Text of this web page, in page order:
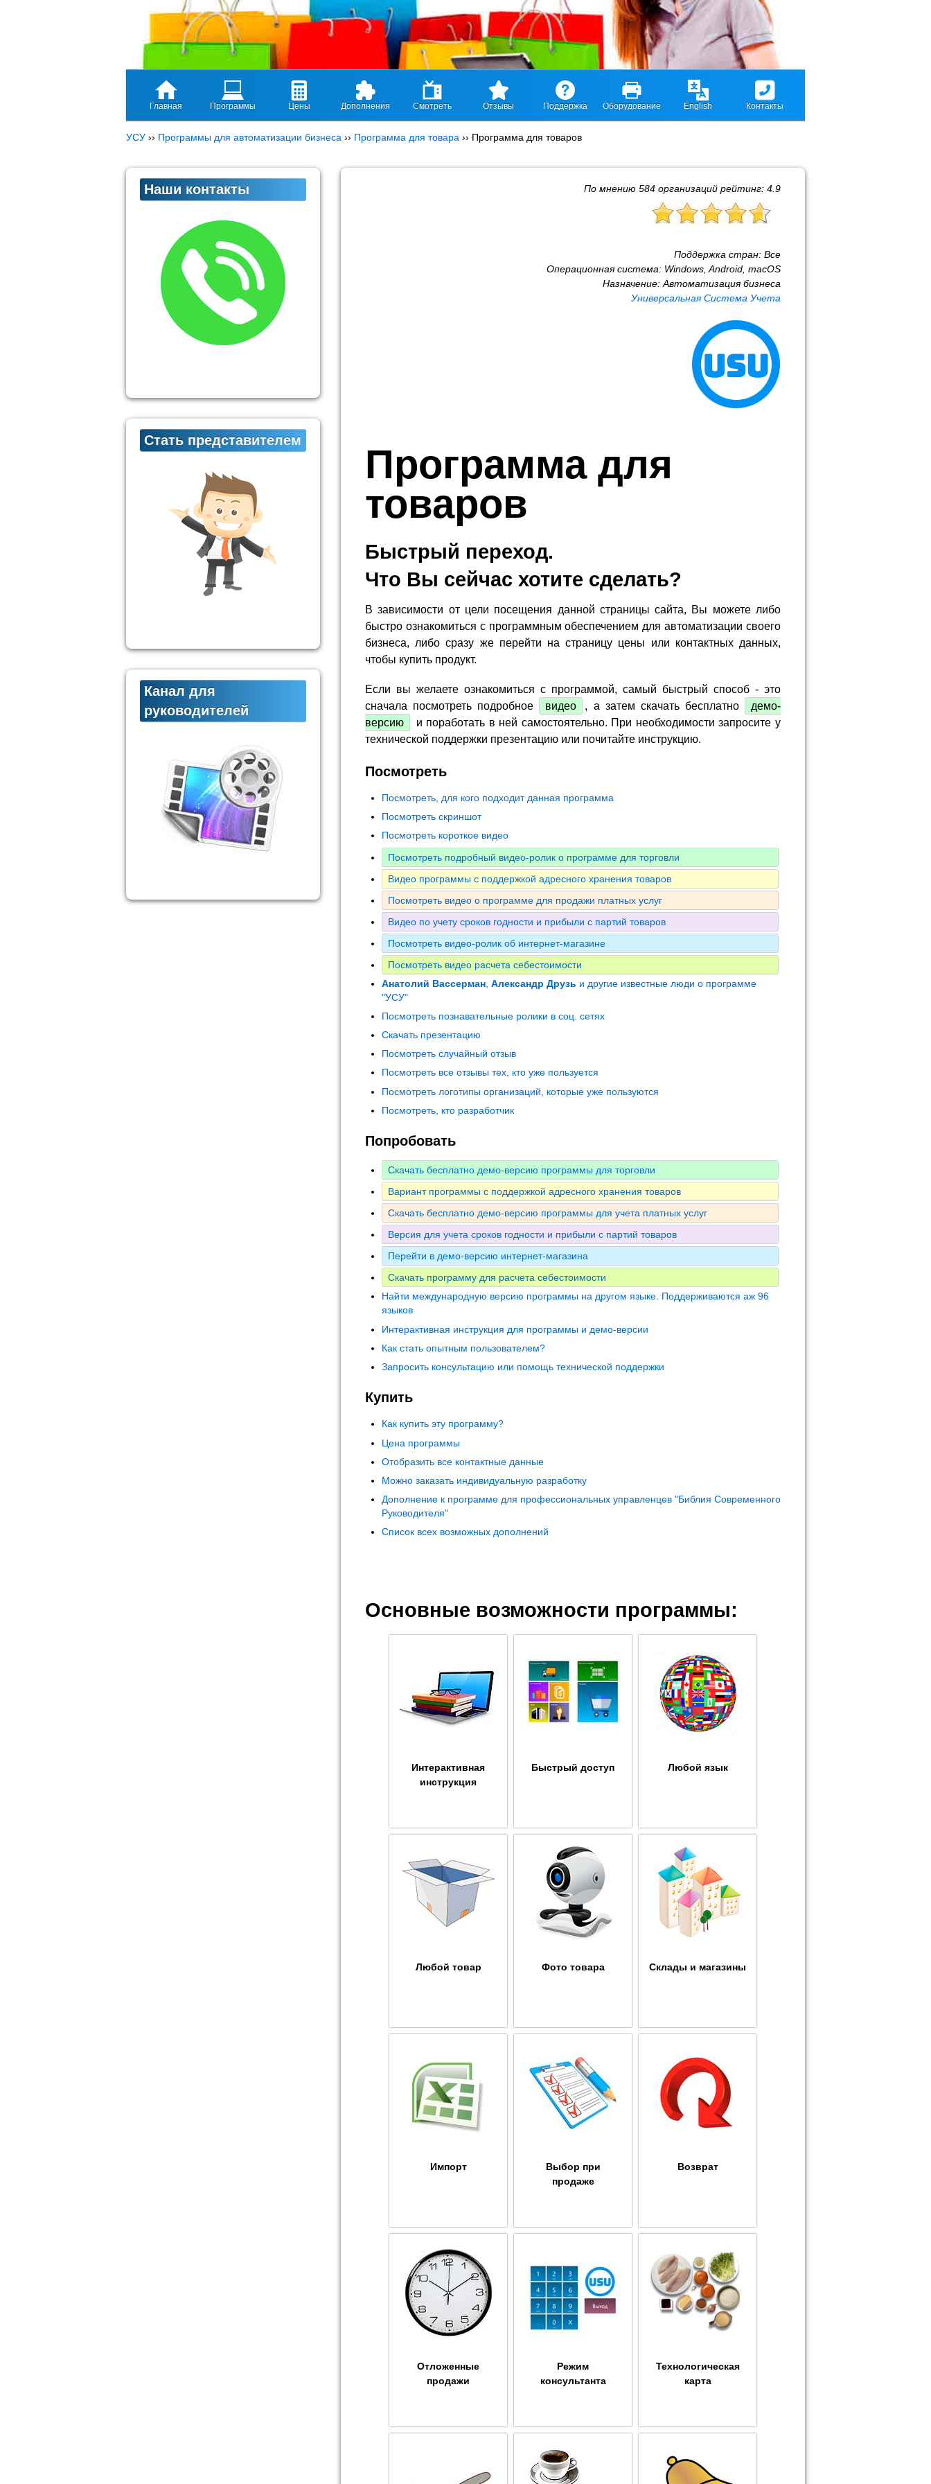
Главная Программы Цены Дополнения Смотреть Отзывы Поддержка Оборудование English Контакты
УСУ ›› Программы для автоматизации бизнеса ›› Программа для товара ›› Программа для товаров
По мнению 584 организаций рейтинг: 4.9
Поддержка стран: Все
Операционная система: Windows, Android, macOS
Назначение: Автоматизация бизнеса
Универсальная Система Учета
Программа для
товаров
Быстрый переход.
Что Вы сейчас хотите сделать?
В зависимости от цели посещения данной страницы сайта, Вы можете либо
быстро ознакомиться с программным обеспечением для автоматизации своего
бизнеса, либо сразу же перейти на страницу цены или контактных данных,
чтобы купить продукт.
Если вы желаете ознакомиться с программой, самый быстрый способ - это
сначала посмотреть подробное
видео , а затем скачать бесплатно
демо-
версию
и поработать в ней самостоятельно. При необходимости запросите у
технической поддержки презентацию или почитайте инструкцию.
Посмотреть
Посмотреть, для кого подходит данная программа
Посмотреть скриншот
Посмотреть короткое видео
Посмотреть подробный видео-ролик о программе для торговли
Видео программы с поддержкой адресного хранения товаров
Посмотреть видео о программе для продажи платных услуг
Видео по учету сроков годности и прибыли с партий товаров
Посмотреть видео-ролик об интернет-магазине
Посмотреть видео расчета себестоимости
Анатолий Вассерман Александр Друзь и другие известные люди о программе
"УСУ"
Посмотреть познавательные ролики в соц. сетях
Скачать презентацию
Посмотреть случайный отзыв
Посмотреть все отзывы тех, кто уже пользуется
Посмотреть логотипы организаций, которые уже пользуются
Посмотреть, кто разработчик
Попробовать
Скачать бесплатно демо-версию программы для торговли
Вариант программы с поддержкой адресного хранения товаров
Скачать бесплатно демо-версию программы для учета платных услуг
Версия для учета сроков годности и прибыли с партий товаров
Перейти в демо-версию интернет-магазина
Скачать программу для расчета себестоимости
Найти международную версию программы на другом языке. Поддерживаются аж 96
языков
Интерактивная инструкция для программы и демо-версии
Как стать опытным пользователем?
Запросить консультацию или помощь технической поддержки
Купить
Как купить эту программу?
Цена программы
Отобразить все контактные данные
Можно заказать индивидуальную разработку
Дополнение к программе для профессиональных управленцев "Библия Современного
Руководителя"
Список всех возможных дополнений
Основные возможности программы:
Интерактивная
инструкция
Быстрый доступ Любой язык
Любой товар Фото товара Склады и магазины
Импорт
Выбор при
продаже
Возврат
Отложенные
продажи
Режим
консультанта
Технологическая
карта
Наши контакты
Стать представителем
Канал для
руководителей